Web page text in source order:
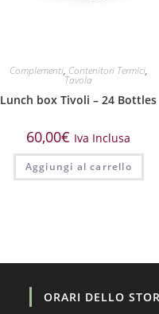
Complementi, Contenitori Termici,
Tavola
Lunch box Tivoli – 24 Bottles
60,00€ Iva Inclusa
Aggiungi al carrello
ORARI DELLO